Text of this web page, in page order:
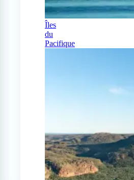
Îles
du
Pacifique